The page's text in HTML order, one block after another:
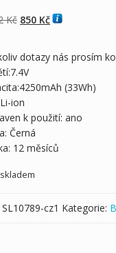
Kč Původní
1,522 Kč
850 KčAktuální
850 Kč
dotazy nás prosím
(33Wh)
ion
k použití: ano
Černá
12 měsíců
SL10789-cz1 Kategorie: